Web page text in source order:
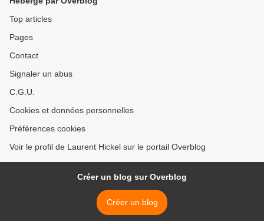
Top articles
Pages
Contact
Signaler un abus
C.G.U.
Cookies et données personnelles
Préférences cookies
Voir le profil de Laurent Hickel sur le portail Overblog
Créer un blog sur Overblog
Créer un blog